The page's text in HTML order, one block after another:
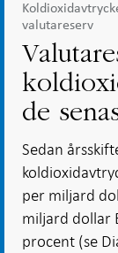
valutareserv
de
Sedan
per miljard
miljard dollar
procent (se